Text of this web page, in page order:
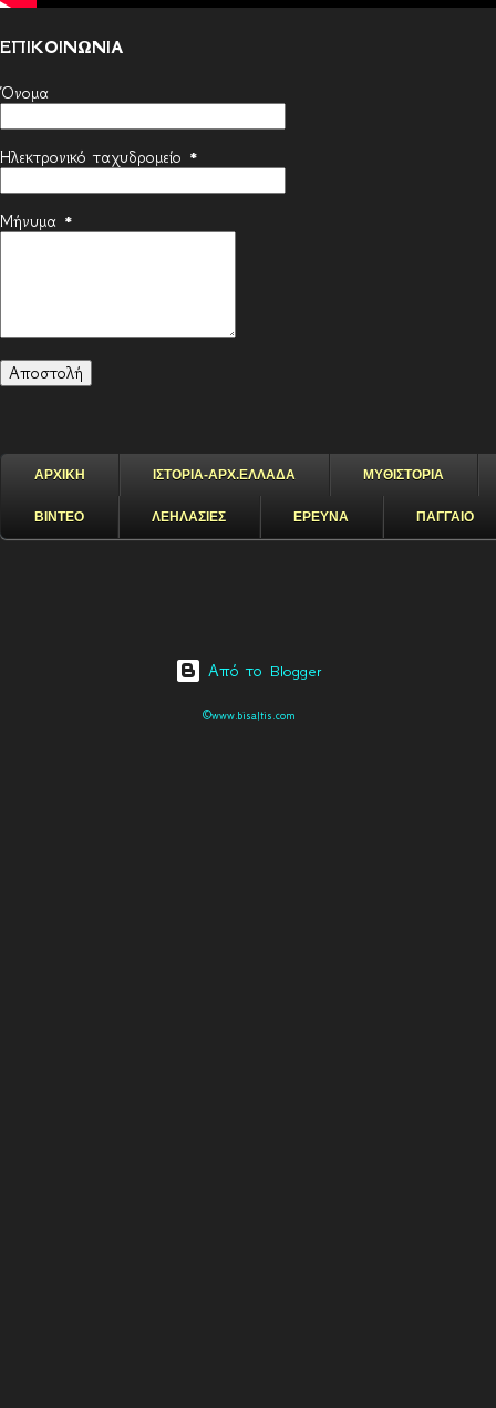
ΕΠΙΚΟΙΝΩΝΙΑ
Όνομα
Ηλεκτρονικό ταχυδρομείο *
Μήνυμα *
ΑΡΧΙΚΗ ΙΣΤΟΡΙΑ-ΑΡΧ.ΕΛΛΑΔΑ ΜΥΘΙΣΤΟΡΙΑ
ΒΙΝΤΕΟ ΛΕΗΛΑΣΙΕΣ ΕΡΕΥΝΑ ΠΑΓΓΑΙΟ
Από το Blogger
©www.bisaltis.com